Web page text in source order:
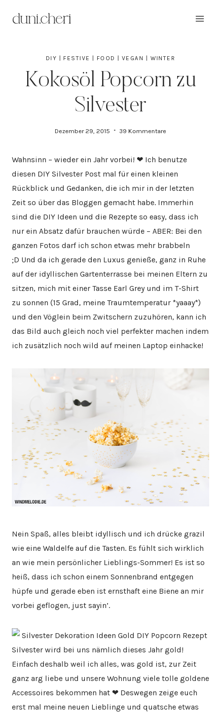
Inhalt
DIY FESTIVE FOOD VEGAN WINTER
Kokosöl Popcorn zu
Silvester
Dezember 29, 2015 39 Kommentare
Wahnsinn – wieder ein Jahr vorbei! ❤ Ich benutze
diesen DIY Silvester Post mal für einen kleinen
Rückblick und Gedanken, die ich mir in der letzten
Zeit so über das Bloggen gemacht habe. Immerhin
sind die DIY Ideen und die Rezepte so easy, dass ich
nur ein Absatz dafür brauchen würde – ABER: Bei den
ganzen Fotos darf ich schon etwas mehr brabbeln
;D Und da ich gerade den Luxus genieße, ganz in Ruhe
auf der idyllischen Gartenterrasse bei meinen Eltern zu
sitzen, mich mit einer Tasse Earl Grey und im T-Shirt
zu sonnen (15 Grad, meine Traumtemperatur *yaaay*)
und den Vöglein beim Zwitschern zuzuhören, kann ich
das Bild auch gleich noch viel perfekter machen indem
ich zusätzlich noch wild auf meinen Laptop einhacke!
Nein Spaß, alles bleibt idyllisch und ich drücke grazil
wie eine Waldelfe auf die Tasten. Es fühlt sich wirklich
an wie mein persönlicher Lieblings-Sommer! Es ist so
heiß, dass ich schon einem Sonnenbrand entgegen
hüpfe und gerade eben ist ernsthaft eine Biene an mir
vorbei geflogen, just sayin’.
Silvester wird bei uns nämlich dieses Jahr gold!
Einfach deshalb weil ich alles, was gold ist, zur Zeit
ganz arg liebe und unsere Wohnung viele tolle goldene
Accessoires bekommen hat ❤ Deswegen zeige euch
erst mal meine neuen Lieblinge und quatsche etwas